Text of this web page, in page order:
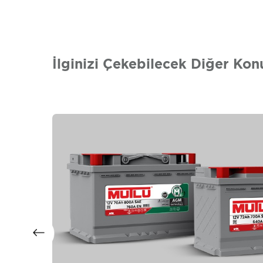
İlginizi Çekebilecek Diğer